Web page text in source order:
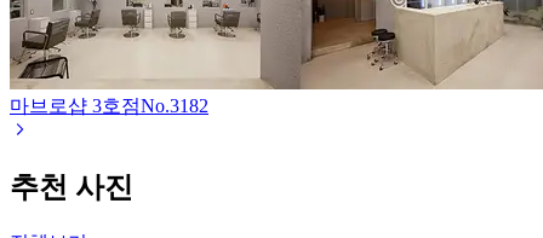
마브로샵 3호점No.3182
추천 사진